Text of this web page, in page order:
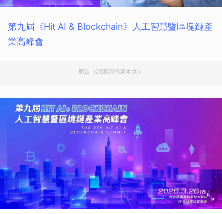
第九屆《Hit AI & Blockchain》人工智慧暨區塊鏈產
業高峰會
廣告（請繼續閱讀本文）